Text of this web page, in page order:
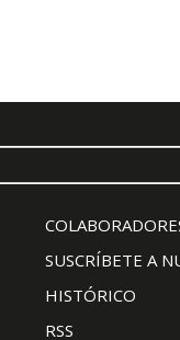
SUSCRÍBETE A
HISTÓRICO
RSS